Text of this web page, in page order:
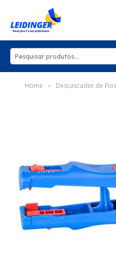
Home Descascador de Fios